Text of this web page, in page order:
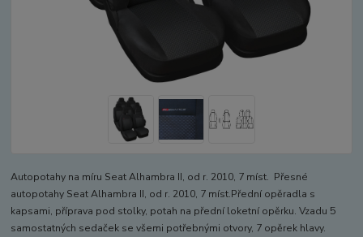
Autopotahy na míru Seat Alhambra II, od r. 2010, 7 míst. Přesné
autopotahy Seat Alhambra II, od r. 2010, 7 míst.Přední opěradla s
kapsami, příprava pod stolky, potah na přední loketní opěrku. Vzadu 5
samostatných sedaček se všemi potřebnými otvory, 7 opěrek hlavy.